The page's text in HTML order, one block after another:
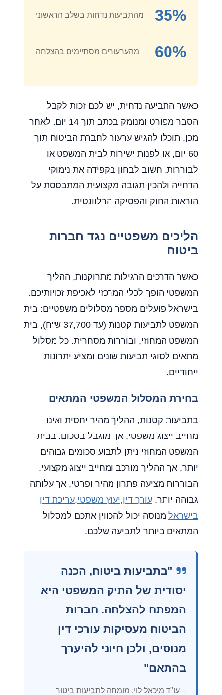
35% מהתביעות נדחות בשלב הראשוני
60% מהערעורים מסתיימים בהצלחה
כאשר התביעה נדחית, יש לכם זכות לקבל
הסבר מפורט ומנומק בכתב תוך 14 יום. לאחר
מכן, תוכלו להגיש ערעור לחברת הביטוח תוך
60 יום, או לפנות ישירות לבית המשפט או
לבוררות. חשוב לבחון בקפידה את נימוקי
הדחייה ולהכין תגובה מקצועית המתבססת על
הוראות החוק והפסיקה הרלוונטית.
הליכים משפטיים נגד חברות
ביטוח
כאשר הדרכים הרגילות מתרוקנות, ההליך
המשפטי הופך לכלי המרכזי לאכיפת זכויותיכם.
בישראל פועלים מספר מסלולים משפטיים: בית
המשפט לתביעות קטנות (עד 37,700 ש"ח), בית
המשפט המחוזי, ובוררות מסחרית. כל מסלול
מתאים לסוגי תביעות שונים ומציע יתרונות
ייחודיים.
בחירת המסלול המשפטי המתאים
בתביעות קטנות, ההליך מהיר יחסית ואינו
מחייב ייצוג משפטי, אך מוגבל בסכום. בבית
המשפט המחוזי ניתן לתבוע סכומים גבוהים
יותר, אך ההליך מורכב ומחייב ייצוג מקצועי.
הבוררות מציעה פתרון מהיר ופרטי, אך עלותה
גבוהה יותר. עורך דין,יעוץ משפטי,עריכת דין
בישראל מנוסה יכול להכווין אתכם למסלול
המתאים ביותר לתביעה שלכם.
"בתביעות ביטוח, הכנה
יסודית של התיק המשפטי היא
המפתח להצלחה. חברות
הביטוח מעסיקות עורכי דין
מנוסים, ולכן חיוני להיערך
בהתאם"
– עו"ד מיכאל לוי, מומחה לתביעות ביטוח